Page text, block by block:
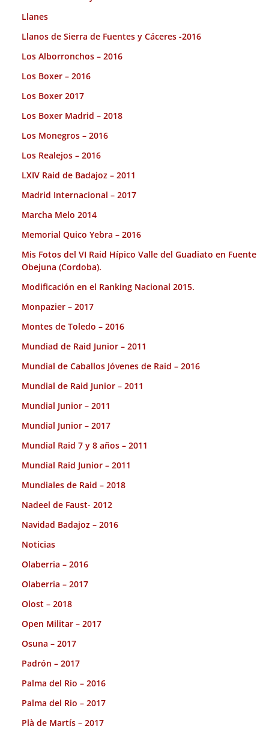
Llanes
Llanos de Sierra de Fuentes y Cáceres -2016
Los Alborronchos – 2016
Los Boxer – 2016
Los Boxer 2017
Los Boxer Madrid – 2018
Los Monegros – 2016
Los Realejos – 2016
LXIV Raid de Badajoz – 2011
Madrid Internacional – 2017
Marcha Melo 2014
Memorial Quico Yebra – 2016
Mis Fotos del VI Raid Hípico Valle del Guadiato en Fuente
Obejuna (Cordoba).
Modificación en el Ranking Nacional 2015.
Monpazier – 2017
Montes de Toledo – 2016
Mundiad de Raid Junior – 2011
Mundial de Caballos Jóvenes de Raid – 2016
Mundial de Raid Junior – 2011
Mundial Junior – 2011
Mundial Junior – 2017
Mundial Raid 7 y 8 años – 2011
Mundial Raid Junior – 2011
Mundiales de Raid – 2018
Nadeel de Faust- 2012
Navidad Badajoz – 2016
Noticias
Olaberria – 2016
Olaberria – 2017
Olost – 2018
Open Militar – 2017
Osuna – 2017
Padrón – 2017
Palma del Rio – 2016
Palma del Rio – 2017
Plà de Martís – 2017